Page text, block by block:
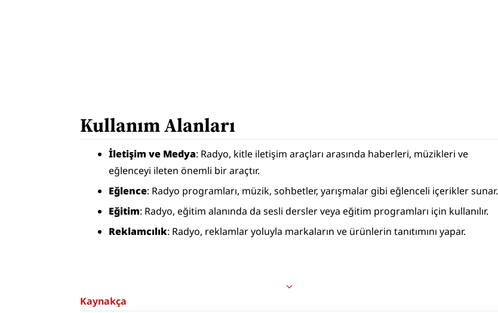
Kullanım Alanları
İletişim ve Medya: Radyo, kitle iletişim araçları arasında haberleri, müzikleri ve
eğlenceyi ileten önemli bir araçtır.
Eğlence: Radyo programları, müzik, sohbetler, yarışmalar gibi eğlenceli içerikler sunar.
Eğitim: Radyo, eğitim alanında da sesli dersler veya eğitim programları için kullanılır.
Reklamcılık: Radyo, reklamlar yoluyla markaların ve ürünlerin tanıtımını yapar.
Kaynakça